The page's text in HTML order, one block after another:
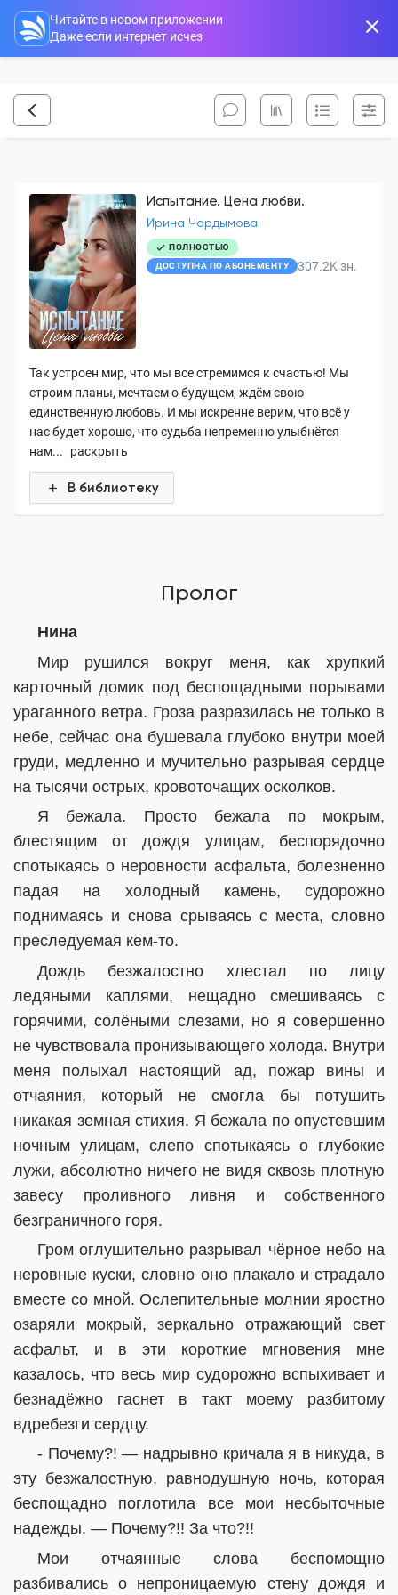
Читайте в новом приложении
Даже если интернет исчез
Испытание. Цена любви.
Ирина Чардымова
ПОЛНОСТЬЮ
ДОСТУПНА ПО АБОНЕМЕНТУ
307.2K зн.
Так устроен мир, что мы все стремимся к счастью! Мы
строим планы, мечтаем о будущем, ждём свою
единственную любовь. И мы искренне верим, что всё у
нас будет хорошо, что судьба непременно улыбнётся
нам...
раскрыть
В библиотеку
Пролог
Нина
Мир рушился вокруг меня, как хрупкий
карточный домик под беспощадными порывами
ураганного ветра. Гроза разразилась не только в
небе, сейчас она бушевала глубоко внутри моей
груди, медленно и мучительно разрывая сердце
на тысячи острых, кровоточащих осколков.
Я бежала. Просто бежала по мокрым,
блестящим от дождя улицам, беспорядочно
спотыкаясь о неровности асфальта, болезненно
падая на холодный камень, судорожно
поднимаясь и снова срываясь с места, словно
преследуемая кем-то.
Дождь безжалостно хлестал по лицу
ледяными каплями, нещадно смешиваясь с
горячими, солёными слезами, но я совершенно
не чувствовала пронизывающего холода. Внутри
меня полыхал настоящий ад, пожар вины и
отчаяния, который не смогла бы потушить
никакая земная стихия. Я бежала по опустевшим
ночным улицам, слепо спотыкаясь о глубокие
лужи, абсолютно ничего не видя сквозь плотную
завесу проливного ливня и собственного
безграничного горя.
Гром оглушительно разрывал чёрное небо на
неровные куски, словно оно плакало и страдало
вместе со мной. Ослепительные молнии яростно
озаряли мокрый, зеркально отражающий свет
асфальт, и в эти короткие мгновения мне
казалось, что весь мир судорожно вспыхивает и
безнадёжно гаснет в такт моему разбитому
вдребезги сердцу.
- Почему?! — надрывно кричала я в никуда, в
эту безжалостную, равнодушную ночь, которая
беспощадно поглотила все мои несбыточные
надежды. — Почему?!! За что?!!
Мои отчаянные слова беспомощно
разбивались о непроницаемую стену дождя и